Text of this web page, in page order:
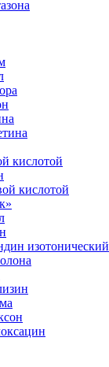
кислотой
кислотой
изотонический